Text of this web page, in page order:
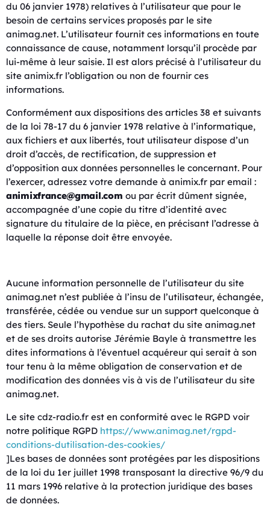
du 06 janvier 1978) relatives à l’utilisateur que pour le
besoin de certains services proposés par le site
animag.net. L’utilisateur fournit ces informations en toute
connaissance de cause, notamment lorsqu’il procède par
lui-même à leur saisie. Il est alors précisé à l’utilisateur du
site animix.fr l’obligation ou non de fournir ces
informations.
Conformément aux dispositions des articles 38 et suivants
de la loi 78-17 du 6 janvier 1978 relative à l’informatique,
aux fichiers et aux libertés, tout utilisateur dispose d’un
droit d’accès, de rectification, de suppression et
d’opposition aux données personnelles le concernant. Pour
l’exercer, adressez votre demande à animix.fr par email :
animixfrance@gmail.comou par écrit dûment signée,
accompagnée d’une copie du titre d’identité avec
signature du titulaire de la pièce, en précisant l’adresse à
laquelle la réponse doit être envoyée.
Aucune information personnelle de l’utilisateur du site
animag.net n’est publiée à l’insu de l’utilisateur, échangée,
transférée, cédée ou vendue sur un support quelconque à
des tiers. Seule l’hypothèse du rachat du site animag.net
et de ses droits autorise Jérémie Bayle à transmettre les
dites informations à l’éventuel acquéreur qui serait à son
tour tenu à la même obligation de conservation et de
modification des données vis à vis de l’utilisateur du site
animag.net.
Le site cdz-radio.fr est en conformité avec le RGPD voir
notre politique RGPD https://www.animag.net/rgpd-
conditions-dutilisation-des-cookies/
]Les bases de données sont protégées par les dispositions
de la loi du 1er juillet 1998 transposant la directive 96/9 du
11 mars 1996 relative à la protection juridique des bases
de données.